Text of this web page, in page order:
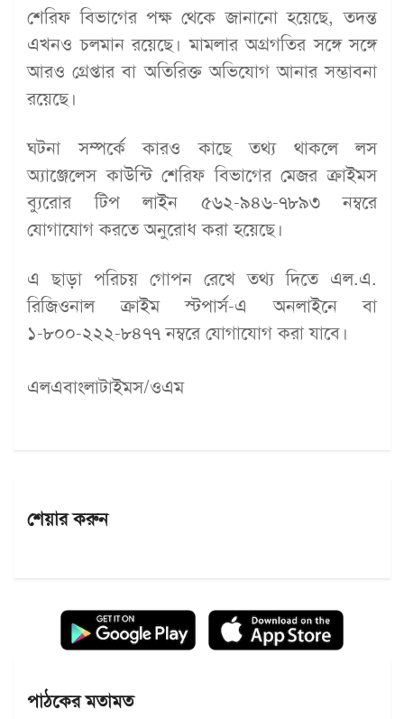
শেরিফ বিভাগের পক্ষ থেকে জানানো হয়েছে, তদন্ত
এখনও চলমান রয়েছে। মামলার অগ্রগতির সঙ্গে সঙ্গে
আরও গ্রেপ্তার বা অতিরিক্ত অভিযোগ আনার সম্ভাবনা
রয়েছে।
ঘটনা সম্পর্কে কারও কাছে তথ্য থাকলে লস
অ্যাঞ্জেলেস কাউন্টি শেরিফ বিভাগের মেজর ক্রাইমস
ব্যুরোর টিপ লাইন ৫৬২-৯৪৬-৭৮৯৩ নম্বরে
যোগাযোগ করতে অনুরোধ করা হয়েছে।
এ ছাড়া পরিচয় গোপন রেখে তথ্য দিতে এল.এ.
রিজিওনাল ক্রাইম স্টপার্স-এ অনলাইনে বা
১-৮০০-২২২-৮৪৭৭ নম্বরে যোগাযোগ করা যাবে।
এলএবাংলাটাইমস/ওএম
শেয়ার করুন
পাঠকের মতামত